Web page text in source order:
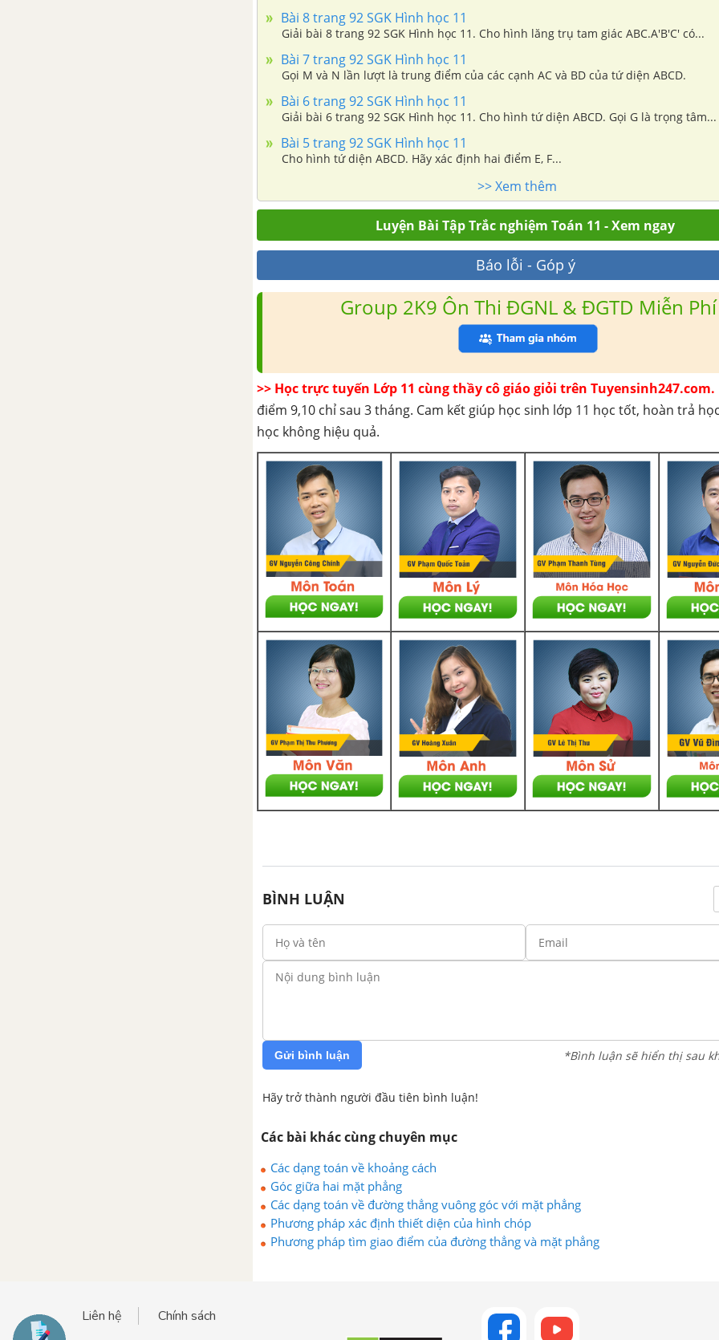
Bài 8 trang 92 SGK Hình học 11
Giải bài 8 trang 92 SGK Hình học 11. Cho hình lăng trụ tam giác ABC.A'B'C' có...
Bài 7 trang 92 SGK Hình học 11
Gọi M và N lần lượt là trung điểm của các cạnh AC và BD của tứ diện ABCD.
Bài 6 trang 92 SGK Hình học 11
Giải bài 6 trang 92 SGK Hình học 11. Cho hình tứ diện ABCD. Gọi G là trọng tâm...
Bài 5 trang 92 SGK Hình học 11
Cho hình tứ diện ABCD. Hãy xác định hai điểm E, F...
>> Xem thêm
Luyện Bài Tập Trắc nghiệm Toán 11 - Xem ngay
Báo lỗi - Góp ý
Group 2K9 Ôn Thi ĐGNL & ĐGTD Miễn Phí
>> Học trực tuyến Lớp 11 cùng thầy cô giáo giỏi trên Tuyensinh247.com.
điểm 9,10 chỉ sau 3 tháng. Cam kết giúp học sinh lớp 11 học tốt, hoàn trả
học không hiệu quả.
BÌNH LUẬN
Gửi bình luận *Bình luận sẽ hiển thị sau
Hãy trở thành người đầu tiên bình luận!
Các bài khác cùng chuyên mục
Các dạng toán về khoảng cách
Góc giữa hai mặt phẳng
Các dạng toán về đường thẳng vuông góc với mặt phẳng
Phương pháp xác định thiết diện của hình chóp
Phương pháp tìm giao điểm của đường thẳng và mặt phẳng
Liên hệ Chính sách